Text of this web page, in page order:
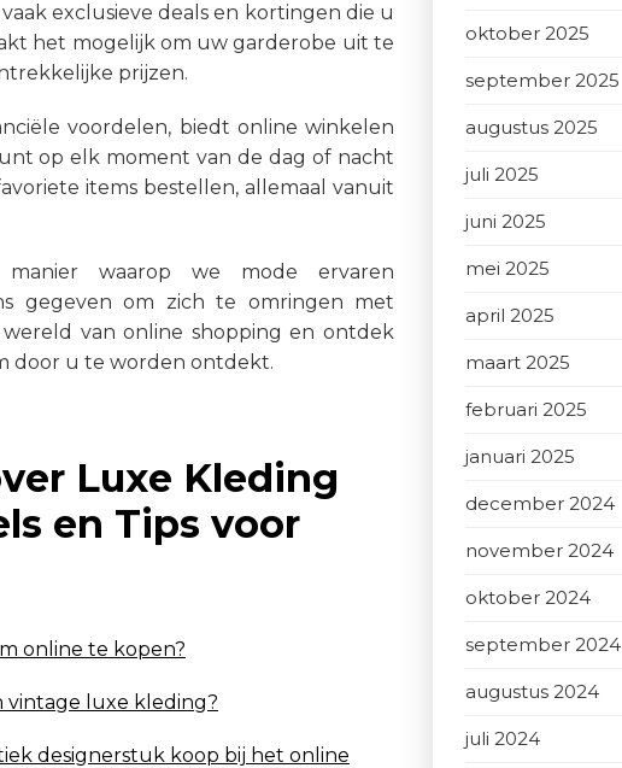
exclusieve deals en kortingen die u
het mogelijk om uw garderobe uit te
prijzen.
voordelen, biedt online winkelen
op elk moment van de dag of nacht
items bestellen, allemaal vanuit
waarop we mode ervaren
gegeven om zich te omringen met
van online shopping en ontdek
door u te worden ontdekt.
Luxe Kleding
en Tips voor
online te kopen?
vintage luxe kleding?
designerstuk koop bij het online
oktober 2025
september 2025
augustus 2025
juli 2025
juni 2025
mei 2025
april 2025
maart 2025
februari 2025
januari 2025
december 2024
november 2024
oktober 2024
september 2024
augustus 2024
juli 2024